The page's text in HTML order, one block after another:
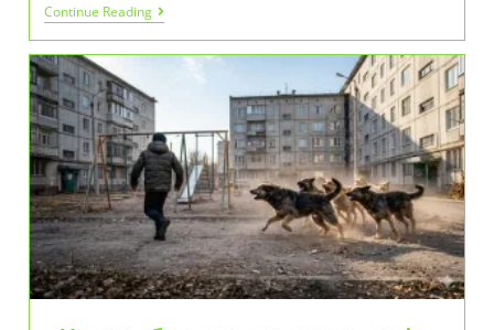
Continue ReadingАлдау
Бұлты:
Әмиянды
Босататын